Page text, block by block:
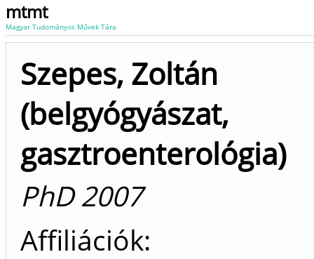
mtmt
Magyar Tudományos Művek Tára
Szepes, Zoltán
(belgyógyászat,
gasztroenterológia)
PhD 2007
Affiliációk